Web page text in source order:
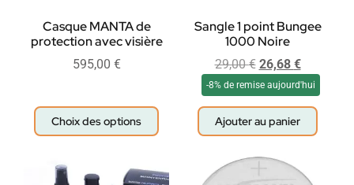
Casque MANTA de
protection avec visière
595,00 €
Choix des options
Sangle 1 point Bungee
1000 Noire
29,00€ 26,68 €
-8% de remise aujourd'hui
Ajouter au panier